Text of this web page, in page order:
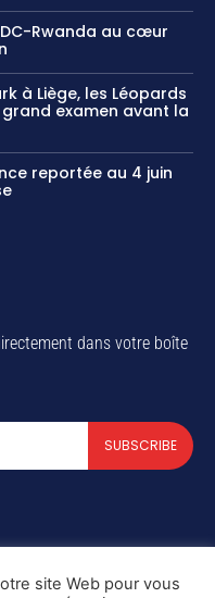
Rwanda au cœur
à Liège, les Léopards
examen avant la
reportée au 4 juin
dans votre boîte
SUBSCRIBE
site Web pour vous